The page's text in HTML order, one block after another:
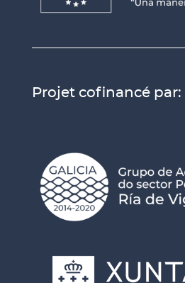
Projet cofinancé par: